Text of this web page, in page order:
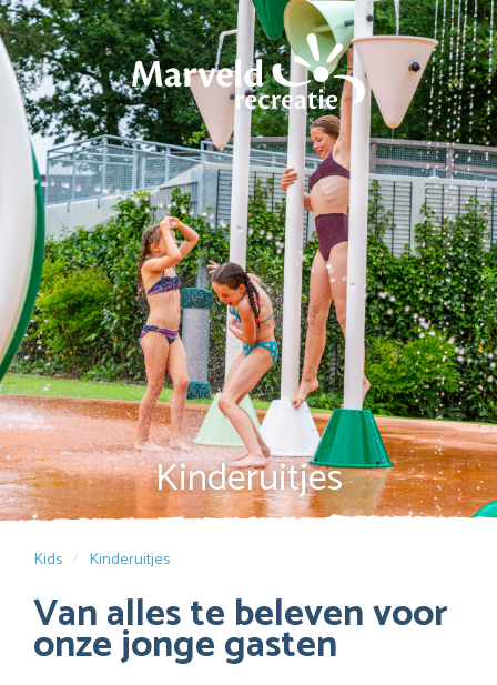
Kinderuitjes
Kids Kinderuitjes
Van alles te beleven voor
onze jonge gasten